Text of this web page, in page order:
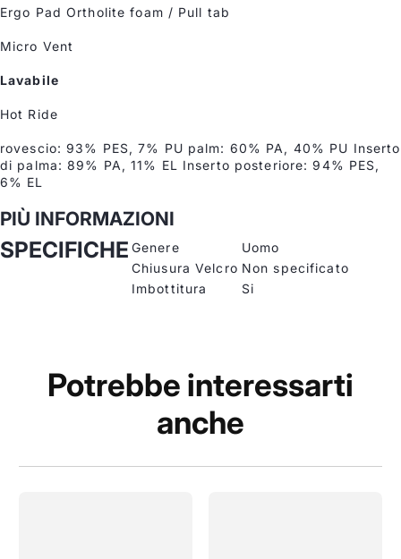
Ergo Pad Ortholite foam / Pull tab
Micro Vent
Lavabile
Hot Ride
rovescio: 93% PES, 7% PU palm: 60% PA, 40% PU Inserto
di palma: 89% PA, 11% EL Inserto posteriore: 94% PES,
6% EL
PIÙ INFORMAZIONI
SPECIFICHE Genere
Uomo
Chiusura Velcro Non specificato
Imbottitura
Si
Potrebbe interessarti
anche